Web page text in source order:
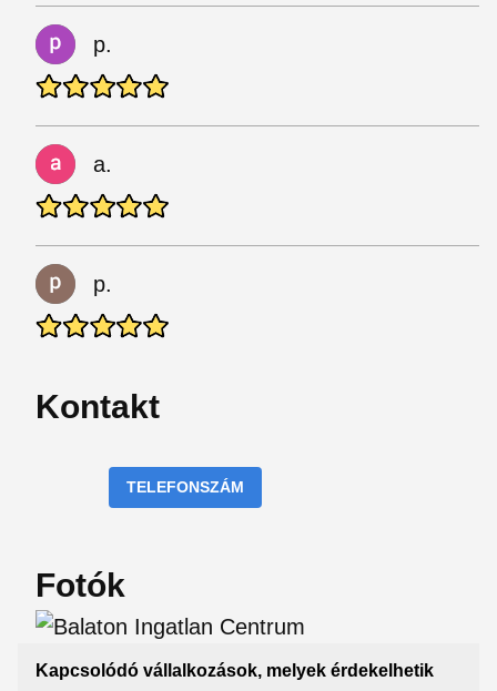
p.
a.
p.
Kontakt
TELEFONSZÁM
Fotók
Kapcsolódó vállalkozások, melyek érdekelhetik